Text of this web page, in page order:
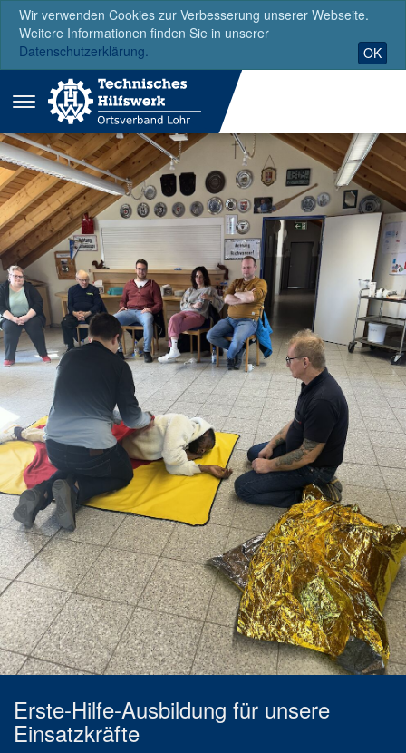
Wir verwenden Cookies zur Verbesserung unserer Webseite.
Weitere Informationen finden Sie in unserer
Datenschutzerklärung.
OK
Menü
ausklappen
Erste-Hilfe-Ausbildung für unsere
Einsatzkräfte